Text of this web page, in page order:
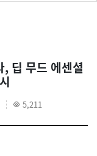
딥 무드 에센셜
5,211